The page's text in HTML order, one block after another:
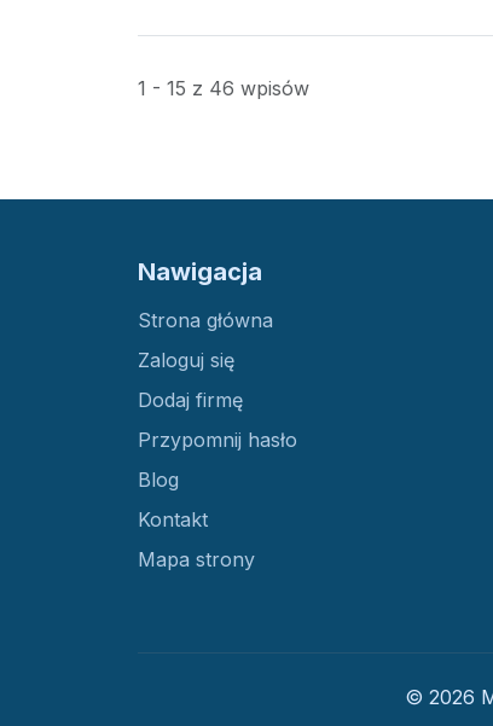
1 - 15 z 46 wpisów
Nawigacja
Strona główna
Zaloguj się
Dodaj firmę
Przypomnij hasło
Blog
Kontakt
Mapa strony
© 2026